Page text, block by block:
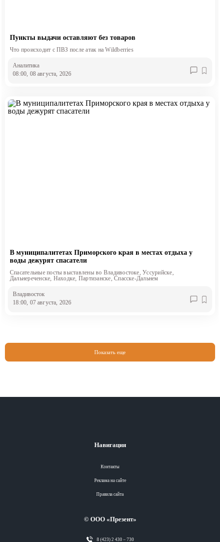
Пункты выдачи оставляют без товаров
Что происходит с ПВЗ после атак на Wildberries
Аналитика
08:00, 08 августа, 2026
В муниципалитетах Приморского края в местах отдыха у
воды дежурят спасатели
Спасательные посты выставлены во Владивостоке, Уссурийске,
Дальнереченске, Находке, Партизанске, Спасске-Дальнем
Владивосток
18:00, 07 августа, 2026
Показать еще
Навигация
Контакты
Реклама на сайте
Правила сайта
© ООО «Презент»
8 (423) 2 430 – 730